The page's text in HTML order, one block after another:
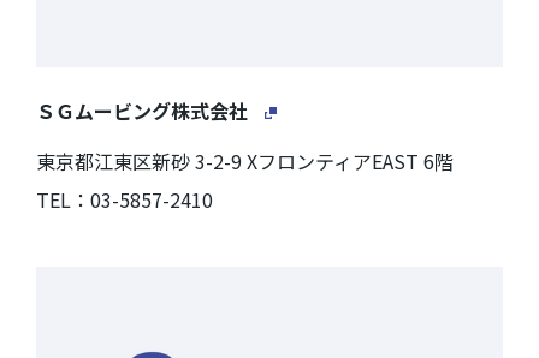
ＳＧムービング株式会社
東京都江東区新砂 3-2-9 XフロンティアEAST 6階
TEL：03-5857-2410